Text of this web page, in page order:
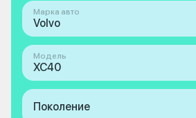
Марка авто
Volvo
Модель
XC40
Поколение